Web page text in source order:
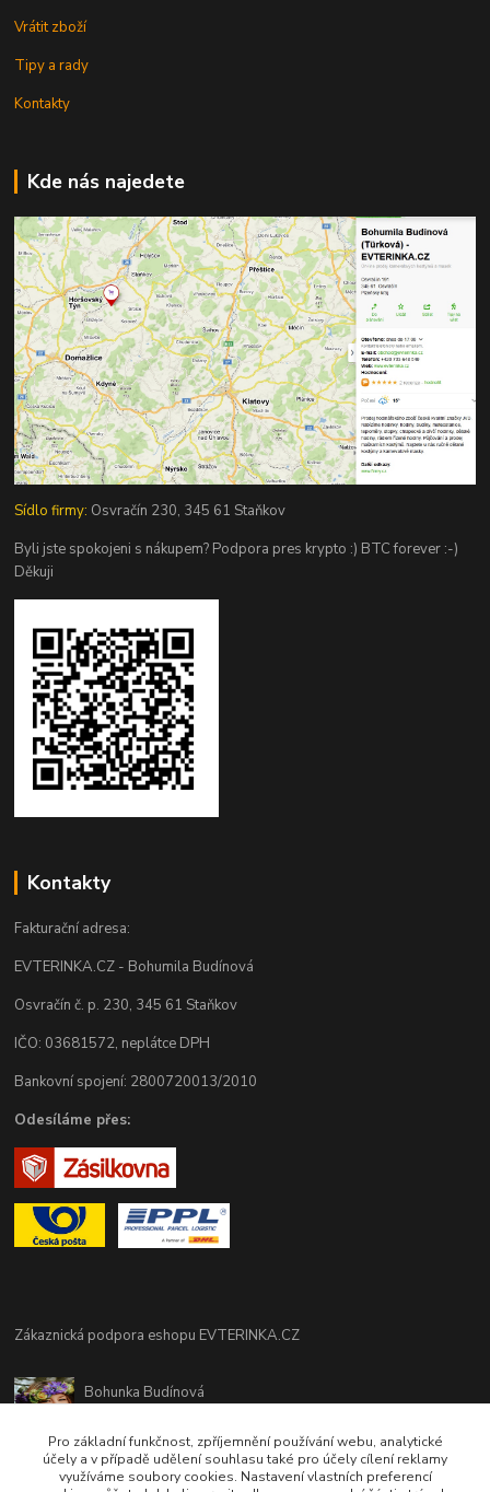
Vrátit zboží
Tipy a rady
Kontakty
Kde nás najedete
Sídlo firmy: Osvračín 230, 345 61 Staňkov
Byli jste spokojeni s nákupem? Podpora pres krypto :) BTC forever :-)
Děkuji
Kontakty
Fakturační adresa:
EVTERINKA.CZ - Bohumila Budínová
Osvračín č. p. 230, 345 61 Staňkov
IČO: 03681572, neplátce DPH
Bankovní spojení: 2800720013/2010
Odesíláme přes:
Zákaznická podpora eshopu EVTERINKA.CZ
Bohunka Budínová
(Po-Pá - 9:00-17:00hod, So 8:00-12:00hod)
obchod@evterinka.cz
Pro základní funkčnost, zpříjemnění používání webu, analytické
účely a v případě udělení souhlasu také pro účely cílení reklamy
využíváme soubory cookies. Nastavení vlastních preferencí